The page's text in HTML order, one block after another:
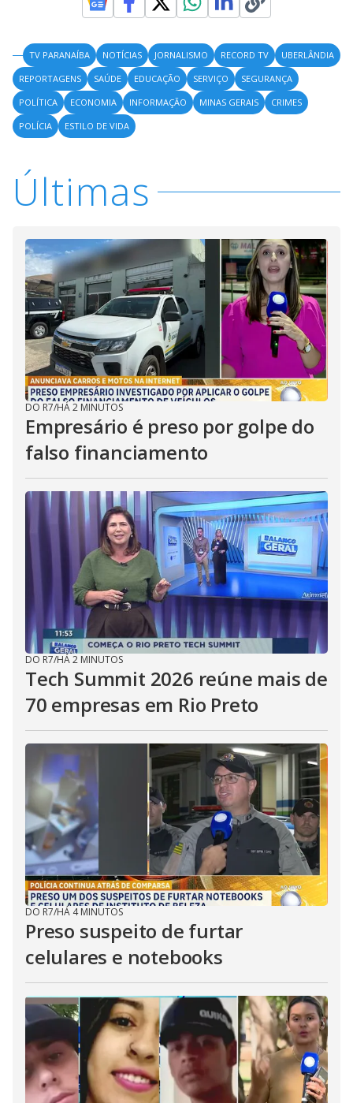
TV PARANAÍBA NOTÍCIAS JORNALISMO RECORD TV
UBERLÂNDIA
REPORTAGENS
SAÚDE EDUCAÇÃO SERVIÇO
SEGURANÇA
POLÍTICA
ECONOMIA INFORMAÇÃO MINAS GERAIS
CRIMES
POLÍCIA
ESTILO DE VIDA
Últimas
DO R7/HÁ 2 MINUTOS
Empresário é preso por golpe do
falso financiamento
DO R7/HÁ 2 MINUTOS
Tech Summit 2026 reúne mais de
70 empresas em Rio Preto
DO R7/HÁ 4 MINUTOS
Preso suspeito de furtar
celulares e notebooks